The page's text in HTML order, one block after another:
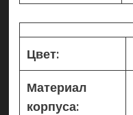
Цвет:
Материал
корпуса: